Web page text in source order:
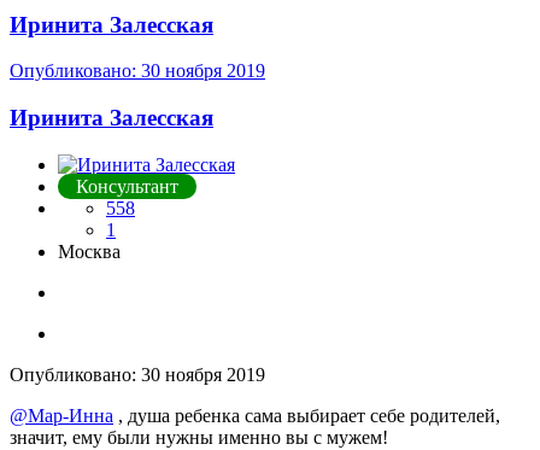
Иринита Залесская
Опубликовано: 30 ноября 2019
Иринита Залесская
Консультант
558
1
Москва
Опубликовано: 30 ноября 2019
@Мар-Инна , душа ребенка сама выбирает себе родителей,
значит, ему были нужны именно вы с мужем!